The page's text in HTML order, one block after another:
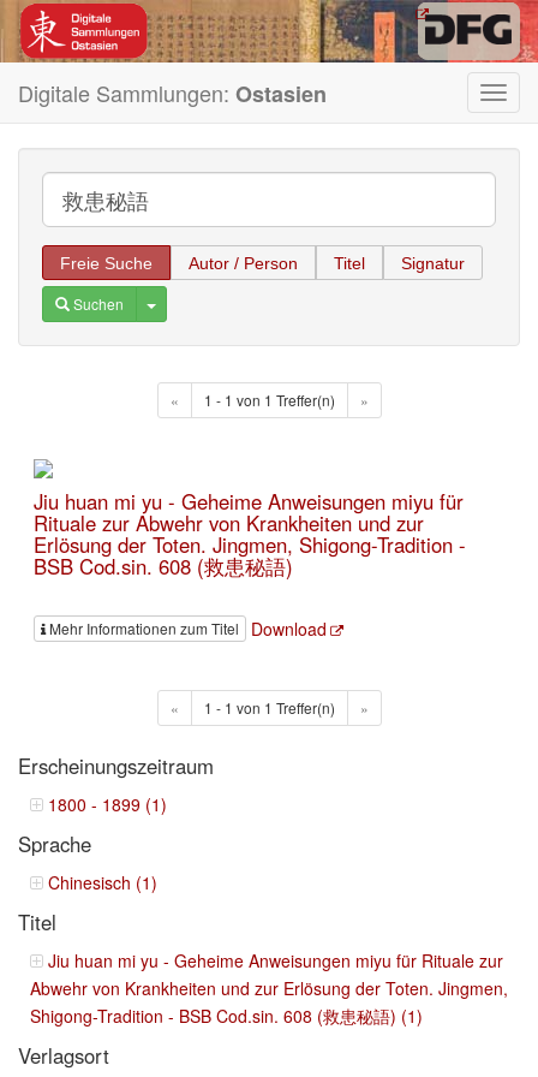
Digitale Sammlungen: Ostasien
Freie Suche Autor / Person Titel Signatur
Suchen Toggle Dropdown
« 1 - 1 von 1 Treffer(n) »
Jiu huan mi yu - Geheime Anweisungen miyu für
Rituale zur Abwehr von Krankheiten und zur
Erlösung der Toten. Jingmen, Shigong-Tradition -
BSB Cod.sin. 608 (救患秘語)
Mehr Informationen zum Titel Download
« 1 - 1 von 1 Treffer(n) »
Erscheinungszeitraum
1800 - 1899 (1)
Sprache
Chinesisch (1)
Titel
Jiu huan mi yu - Geheime Anweisungen miyu für Rituale zur
Abwehr von Krankheiten und zur Erlösung der Toten. Jingmen,
Shigong-Tradition - BSB Cod.sin. 608 (救患秘語) (1)
Verlagsort